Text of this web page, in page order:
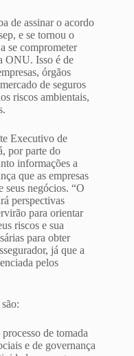
de assinar o acordo
e se tornou o
se comprometer
ONU. Isso é de
órgãos
de seguros
riscos ambientais,
Executivo de
por parte do
informações a
que as empresas
seus negócios. “O
perspectivas
para orientar
riscos e sua
para obter
já que a
pelos
de tomada
e de governança